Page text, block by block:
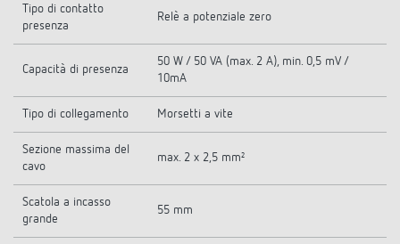
Tipo di contatto
presenza
Relè a potenziale zero
Capacità di presenza
50 W / 50 VA (max. 2 A), min. 0,5 mV /
10mA
Tipo di collegamento Morsetti a vite
Sezione massima del
cavo
max. 2 x 2,5 mm²
Scatola a incasso
grande
55 mm